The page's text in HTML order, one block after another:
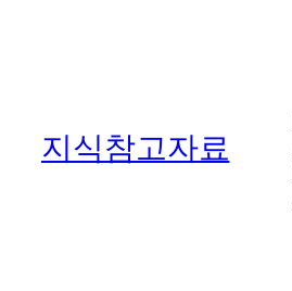
지식참고자료